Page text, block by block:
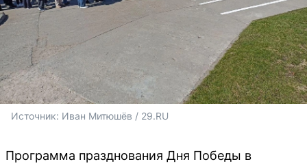
Источник: Иван Митюшёв / 29.RU
Программа празднования Дня Победы в